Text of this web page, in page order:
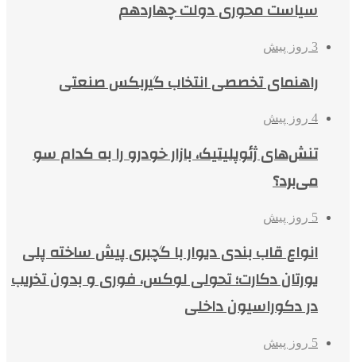
سیاست محوری دولت چهاردهم
3 روز پیش
راهنمای تخصصی انتخاب گیربکس صنعتی
4 روز پیش
تنش‌های ژئوپلیتیک، بازار خودرو را به کدام سو
می‌برد؟
5 روز پیش
انواع قاب بندی دیوار با گچبری پیش ساخته پلی
یورتان دکارت؛ تحولی لوکس، فوری و بدون تخریب
در دکوراسیون داخلی
5 روز پیش